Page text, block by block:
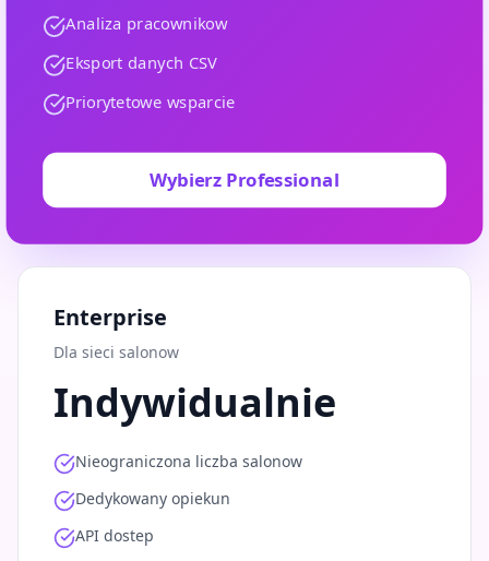
Analiza pracownikow
Eksport danych CSV
Priorytetowe wsparcie
Wybierz Professional
Enterprise
Dla sieci salonow
Indywidualnie
Nieograniczona liczba salonow
Dedykowany opiekun
API dostep